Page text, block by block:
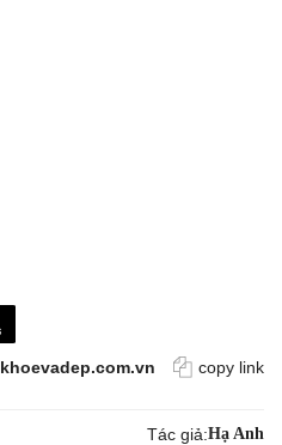
khoevadep.com.vn copy link
Tác giả:Hạ Anh